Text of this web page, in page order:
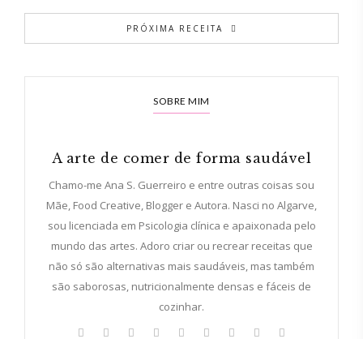
PRÓXIMA RECEITA
SOBRE MIM
A arte de comer de forma saudável
Chamo-me Ana S. Guerreiro e entre outras coisas sou
Mãe, Food Creative, Blogger e Autora. Nasci no Algarve,
sou licenciada em Psicologia clínica e apaixonada pelo
mundo das artes. Adoro criar ou recrear receitas que
não só são alternativas mais saudáveis, mas também
são saborosas, nutricionalmente densas e fáceis de
cozinhar.